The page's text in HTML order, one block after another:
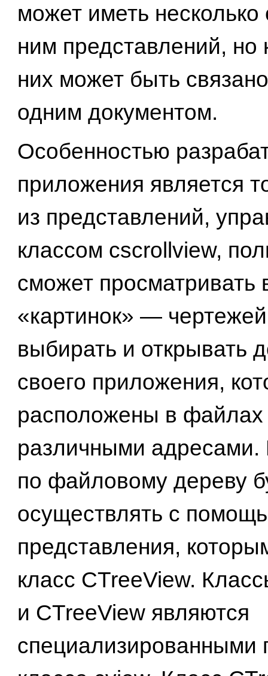
может иметь несколько
ним представлений, но
них может быть
одним документом.
Особенностью
приложения является
из представлений,
классом cscrollview,
сможет просматривать
«картинок» —
выбирать и открывать
своего приложения,
расположены в файлах
различными адресами.
по файловому дереву
осуществлять с
представления,
класс CTreeView.
и CTreeView являются
специализированными